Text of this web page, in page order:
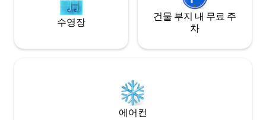
수영장
건물 부지 내 무료 주
차
에어컨